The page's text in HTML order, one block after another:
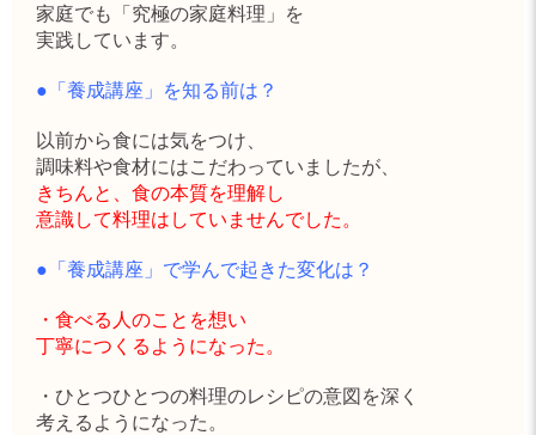
家庭でも「究極の家庭料理」を
実践しています。
●「養成講座」を知る前は？
以前から食には気をつけ、
調味料や食材にはこだわっていましたが、
きちんと、食の本質を理解し
意識して料理はしていませんでした。
●「養成講座」で学んで起きた変化は？
・食べる人のことを想い
丁寧につくるようになった。
・ひとつひとつの料理のレシピの意図を深く
考えるようになった。